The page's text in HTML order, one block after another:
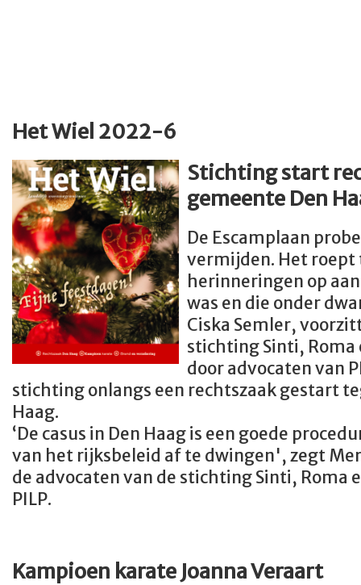
Het Wiel 2022-6
Stichting start
gemeente Den
De Escamplaan
vermijden. Het roept
herinneringen op
was en die onder
Ciska Semler,
stichting Sinti, Roma
door advocaten van
stichting onlangs een rechtszaak gestart
Haag.
‘De casus in Den Haag is een goede
van het rijksbeleid af te dwingen', zegt
de advocaten van de stichting Sinti, Roma
PILP.
Kampioen karate Joanna Veraart